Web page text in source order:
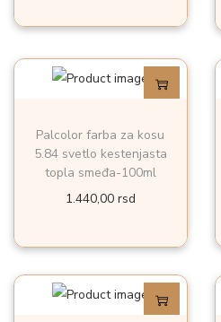
Palcolor farba za kosu
5.84 svetlo kestenjasta
topla smeđa-100ml
1.440,00 rsd